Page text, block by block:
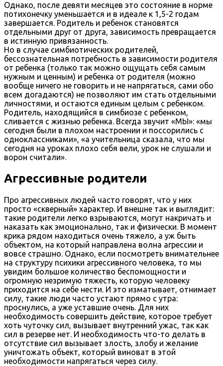
Однако, после девяти месяцев это состояние в норме
потихонечку уменьшается и в идеале к 1,5-2 годам
завершается. Родитель и ребенок становятся
отдельными друг от друга, зависимость превращается
в истинную привязанность.
Но в случае симбиотических родителей,
бессознательная потребность в зависимости родителя
от ребенка (только так можно ощущать себя самым
нужным и ценным) и ребенка от родителя (можно
вообще ничего не говорить и не напрягаться, сами обо
всем догадаются) не позволяют им стать отдельными
личностями, и остаются единым целым с ребенком.
Родитель, находящийся в симбиозе с ребенком,
сливается с жизнью ребенка. Всегда звучит «МЫ»: «мы
сегодня были в плохом настроении и поссорились с
одноклассниками», «а учительница сказала, что мы
сегодня на уроках плохо себя вели, урок не слушали и
ворон считали».
Агрессивные родители
Про агрессивных людей часто говорят, что у них
просто «скверный» характер. И внешне так и выглядит:
такие родители легко взрываются, могут накричать и
наказать как эмоционально, так и физически. В момент
крика рядом находиться очень тяжело, а уж быть
объектом, на который направлена волна агрессии и
вовсе страшно. Однако, если посмотреть внимательнее
на структуру психики агрессивного человека, то мы
увидим большое количество беспомощности и
огромную незримую тяжесть, которую человеку
приходится на себе нести. И это изматывает, отнимает
силу, такие люди часто устают прямо с утра:
проснулись, а уже уставшие очень. Для них
необходимость совершить действие, которое требует
хоть чуточку сил, вызывает внутренний ужас, так как
сил в резерве нет. И необходимость что-то делать в
отсутствие сил вызывает злость, злобу и желание
уничтожать объект, который виноват в этой
необходимости напрягаться через силу.